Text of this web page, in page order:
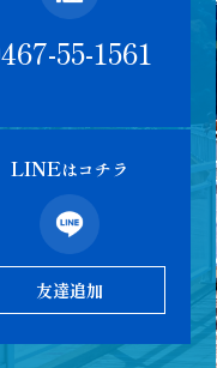
55-1561
LINEはコチラ
友達追加